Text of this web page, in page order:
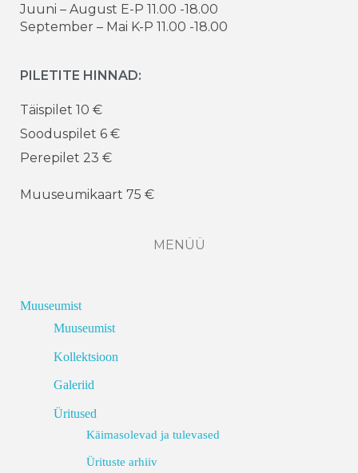
Juuni – August E-P 11.00 -18.00
September – Mai K-P 11.00 -18.00
PILETITE HINNAD:
Täispilet 10 €
Sooduspilet 6 €
Perepilet 23 €
Muuseumikaart 75 €
MENÜÜ
Muuseumist
Muuseumist
Kollektsioon
Galeriid
Üritused
Käimasolevad ja tulevased
Ürituste arhiiv